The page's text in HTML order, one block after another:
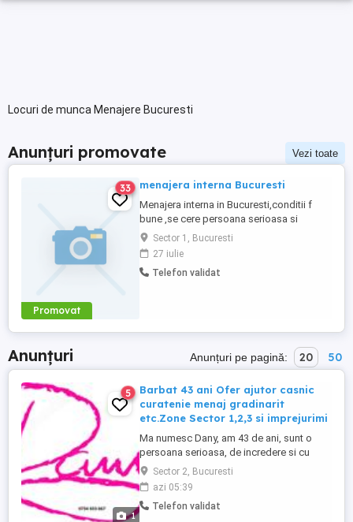
Locuri de munca Menajere Bucuresti
Anunțuri promovate Vezi toate
Promovat
33 menajera interna Bucuresti
Menajera interna in Bucuresti,conditii f
bune ,se cere persoana serioasa si
responsabila, .Salariu 4000-
4500ron.Lasati mes cu nr de tel pe si
orasul sau judetul unde locuiti si va voi
contacta eu.Multumesc.
Sector 1, Bucuresti
27 iulie
Telefon validat
Anunțuri Anunțuri pe pagină: 20 50
1
5
Barbat 43 ani Ofer ajutor casnic
curatenie menaj gradinarit
etc.Zone Sector 1,2,3 si imprejurimi
Ma numesc Dany, am 43 de ani, sunt o
persoana serioasa, de incredere si cu
experienta in muncile casnice. Ofer ajutor
doamnelor sau familiilor care au nevoie de
sprijin in gospodarie. Ma ocup cu
pricepere de: Curatenie generala si
Sector 2, Bucuresti
azi 05:39
Telefon validat